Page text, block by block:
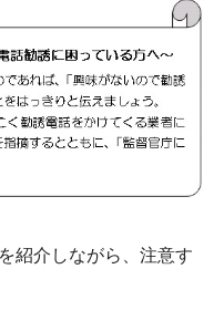
紹介しながら、注意す